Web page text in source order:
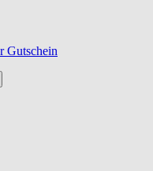
Gutschein